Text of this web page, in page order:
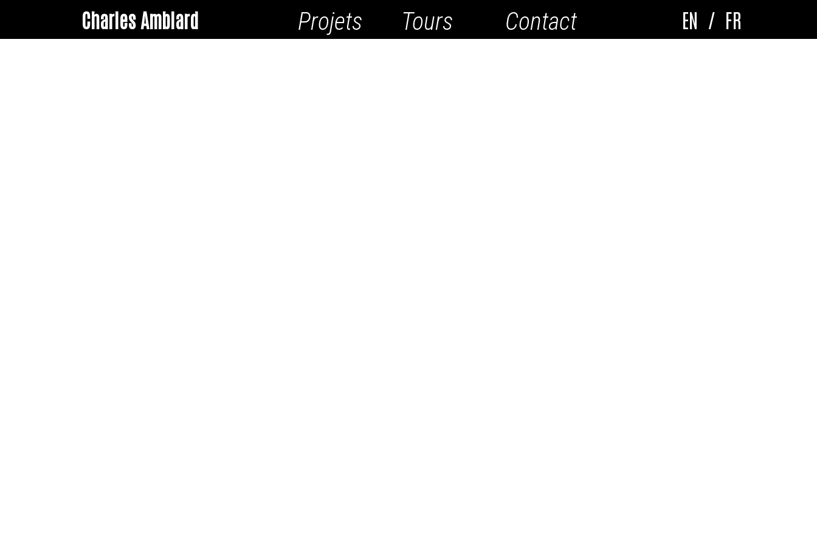
Charles Amblard Projets Tours Contact EN / FR